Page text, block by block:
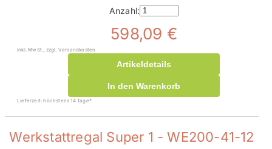
Anzahl:
598,09 €
inkl. MwSt., zzgl. Versandkosten
Artikeldetails
In den Warenkorb
Lieferzeit: höchstens 14 Tage*
Werkstattregal Super 1 - WE200-41-12